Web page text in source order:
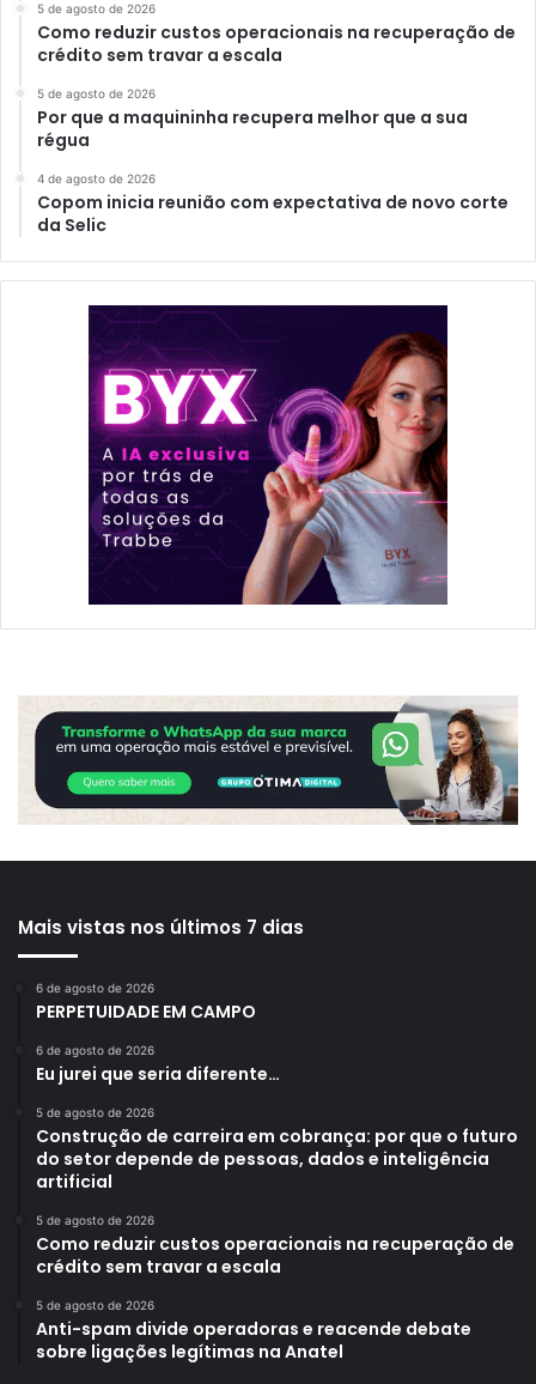
5 de agosto de 2026
Como reduzir custos operacionais na recuperação de
crédito sem travar a escala
5 de agosto de 2026
Por que a maquininha recupera melhor que a sua
régua
4 de agosto de 2026
Copom inicia reunião com expectativa de novo corte
da Selic
Mais vistas nos últimos 7 dias
6 de agosto de 2026
PERPETUIDADE EM CAMPO
6 de agosto de 2026
Eu jurei que seria diferente…
5 de agosto de 2026
Construção de carreira em cobrança: por que o futuro
do setor depende de pessoas, dados e inteligência
artificial
5 de agosto de 2026
Como reduzir custos operacionais na recuperação de
crédito sem travar a escala
5 de agosto de 2026
Anti-spam divide operadoras e reacende debate
sobre ligações legítimas na Anatel